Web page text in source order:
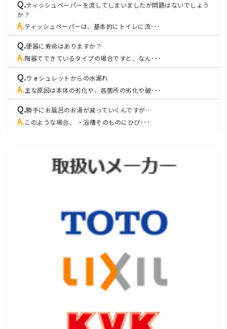
ティッシュペーパーを流してしまいましたが問題はないでしょう
か？
ティッシュペーパーは、基本的にトイレに流･･･
便器に寿命はありますか？
陶器でできているタイプの場合ですと、なん･･･
ウォシュレットからの水漏れ
主な原因は本体の劣化や、各箇所の劣化や破･･･
勝手にお風呂のお湯が減っていくんですが…
このような場合、 ・浴槽そのものにひび･･･